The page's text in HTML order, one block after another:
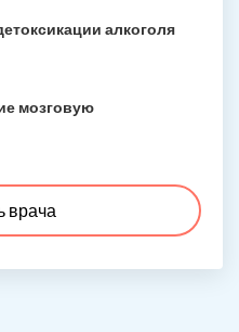
алкоголя
мозговую
врача